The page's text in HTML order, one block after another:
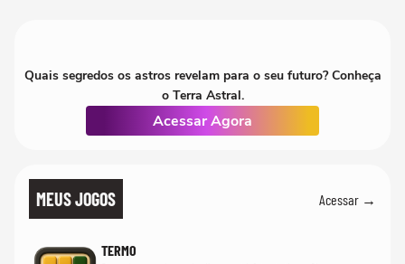
Quais segredos os astros revelam para o seu futuro? Conheça
o Terra Astral.
Acessar Agora
MEUS JOGOS Acessar →
TERMO